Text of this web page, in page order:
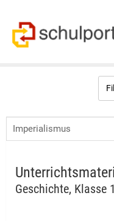
Geschichte, Klasse